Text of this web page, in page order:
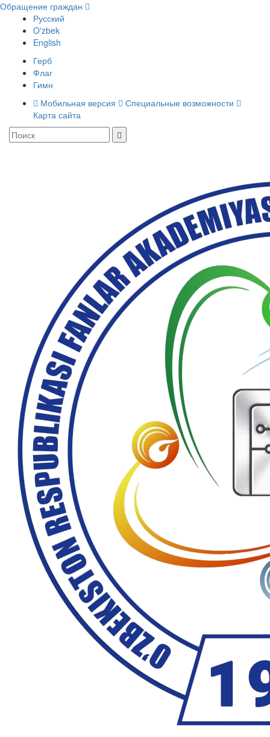
Обращение граждан
Русский
O'zbek
English
Герб
Флаг
Гимн
Мобильная версия
Специальные возможности
Карта сайта